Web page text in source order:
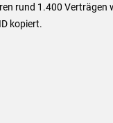
rund 1.400
kopiert.